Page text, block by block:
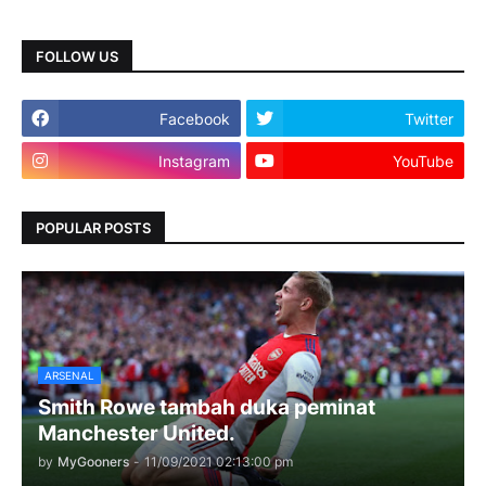
FOLLOW US
Facebook Twitter
Instagram YouTube
POPULAR POSTS
ARSENAL
Smith Rowe tambah duka peminat
Manchester United.
by MyGooners - 11/09/2021 02:13:00 pm